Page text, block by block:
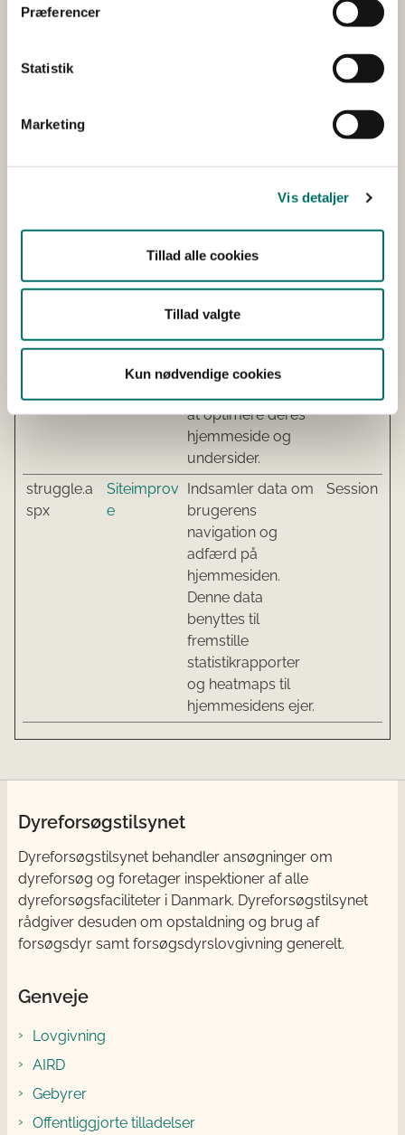
Præferencer
Statistik
Marketing
Vis detaljer
Tillad alle cookies
Tillad valgte
Kun nødvendige cookies
det aktuelle besøg;
personlig
information
omkring, hvilke
undersider der
besøges. Denne
information bruges
at optimere deres
hjemmeside og
undersider.
struggle.a
spx
Siteimprov
e
Indsamler data om
brugerens
navigation og
adfærd på
hjemmesiden.
Denne data
benyttes til
fremstille
statistikrapporter
og heatmaps til
hjemmesidens ejer.
Session
Dyreforsøgstilsynet
Dyreforsøgstilsynet behandler ansøgninger om
dyreforsøg og foretager inspektioner af alle
dyreforsøgsfaciliteter i Danmark. Dyreforsøgstilsynet
rådgiver desuden om opstaldning og brug af
forsøgsdyr samt forsøgsdyrslovgivning generelt.
Genveje
Lovgivning
AIRD
Gebyrer
Offentliggjorte tilladelser